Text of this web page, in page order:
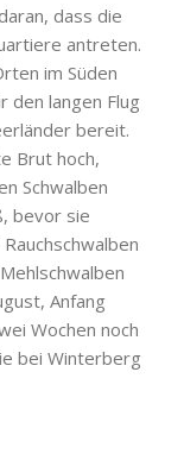
dass die
antreten.
im Süden
den langen Flug
bereit.
Brut hoch,
Schwalben
bevor sie
Anfang
Wochen noch
bei Winterberg